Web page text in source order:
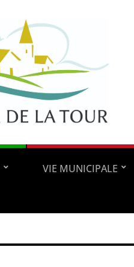
VIE MUNICIPALE